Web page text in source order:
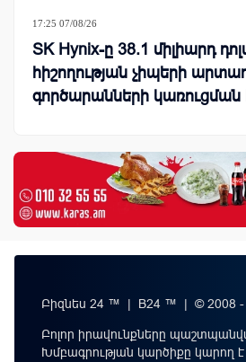
17:25 07/08/26
SK Hynix-ը 38.1 միլիարդ
հիշողության չիպերի
գործարանների
Բիզնես 24 ™ | B24 ™ | © 2008 -
Բոլոր իրավունքները
Խմբագրության կարծիքը կարող է